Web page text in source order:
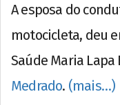
A esposa do
motocicleta, deu
Saúde Maria
Medrado. (mais…)